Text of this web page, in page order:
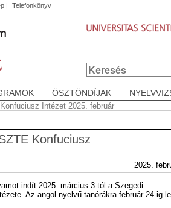
| Telefonkönyv
ÖSZTÖNDÍJAK
Konfuciusz Intézet 2025. február
Konfuciusz
2025.
indít 2025. március 3-tól a Szegedi
Az angol nyelvű tanórákra február 24-ig